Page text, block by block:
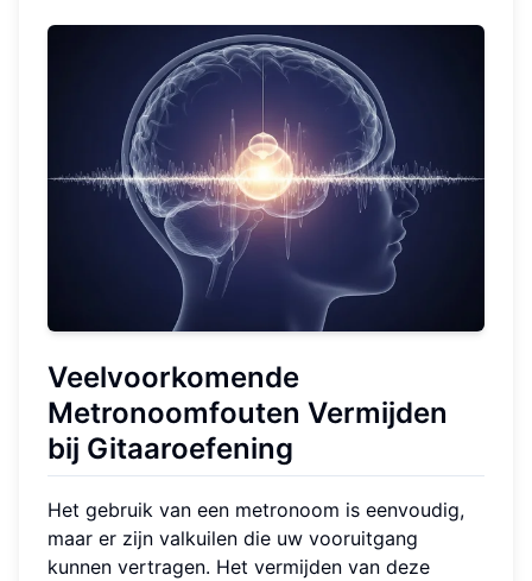
Veelvoorkomende
Metronoomfouten Vermijden
bij Gitaaroefening
Het gebruik van een metronoom is eenvoudig,
maar er zijn valkuilen die uw vooruitgang
kunnen vertragen. Het vermijden van deze